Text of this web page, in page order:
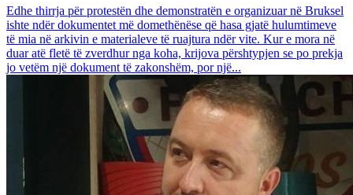
Edhe thirrja për protestën dhe demonstratën e organizuar në Bruksel
ishte ndër dokumentet më domethënëse që hasa gjatë hulumtimeve
të mia në arkivin e materialeve të ruajtura ndër vite. Kur e mora në
duar atë fletë të zverdhur nga koha, krijova përshtypjen se po prekja
jo vetëm një dokument të zakonshëm, por një...